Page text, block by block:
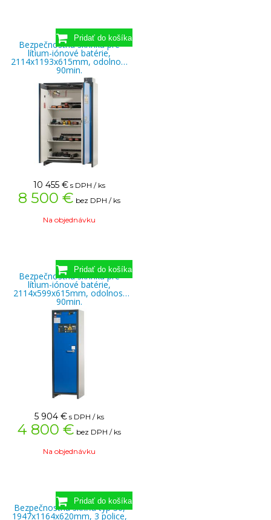
Bezpečnostná skrinka pre
lítium-iónové batérie,
2114x1193x615mm, odolnosť
90min.
10 455 € s DPH / ks
8 500 € bez DPH / ks
Na objednávku
Bezpečnostná skrinka pre
lítium-iónové batérie,
2114x599x615mm, odolnosť
90min.
5 904 € s DPH / ks
4 800 € bez DPH / ks
Na objednávku
Bezpečnostná skriňa typ 30,
1947x1164x620mm, 3 police,